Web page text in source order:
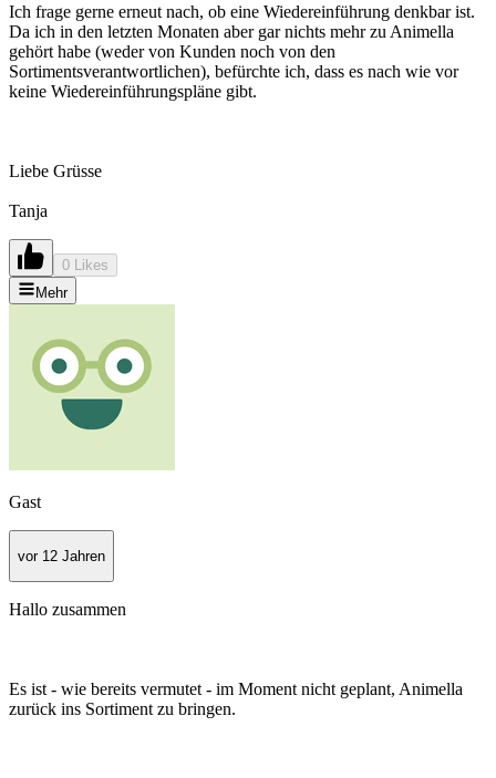
Ich frage gerne erneut nach, ob eine Wiedereinführung denkbar ist.
Da ich in den letzten Monaten aber gar nichts mehr zu Animella
gehört habe (weder von Kunden noch von den
Sortimentsverantwortlichen), befürchte ich, dass es nach wie vor
keine Wiedereinführungspläne gibt.
Liebe Grüsse
Tanja
0 Likes
Mehr
Gast
vor 12 Jahren
Hallo zusammen
Es ist - wie bereits vermutet - im Moment nicht geplant, Animella
zurück ins Sortiment zu bringen.